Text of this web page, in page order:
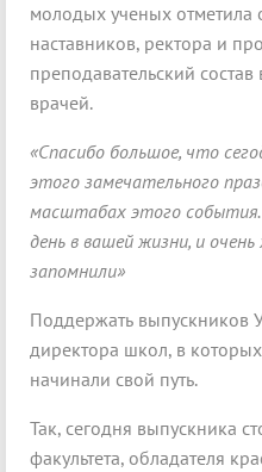
молодых ученых отметила
наставников, ректора и
преподавательский
врачей.
«Спасибо большое, что
этого замечательного
масштабах этого
день в вашей жизни, и
запомнили»
Поддержать выпускников
директора школ, в
начинали свой путь.
Так, сегодня выпускника
факультета, обладателя